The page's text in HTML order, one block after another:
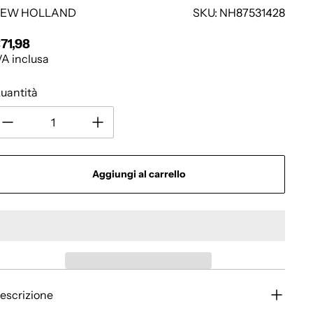
HOLLAND SKU: NH87531428
regolare
inclusa
Aggiungi al carrello